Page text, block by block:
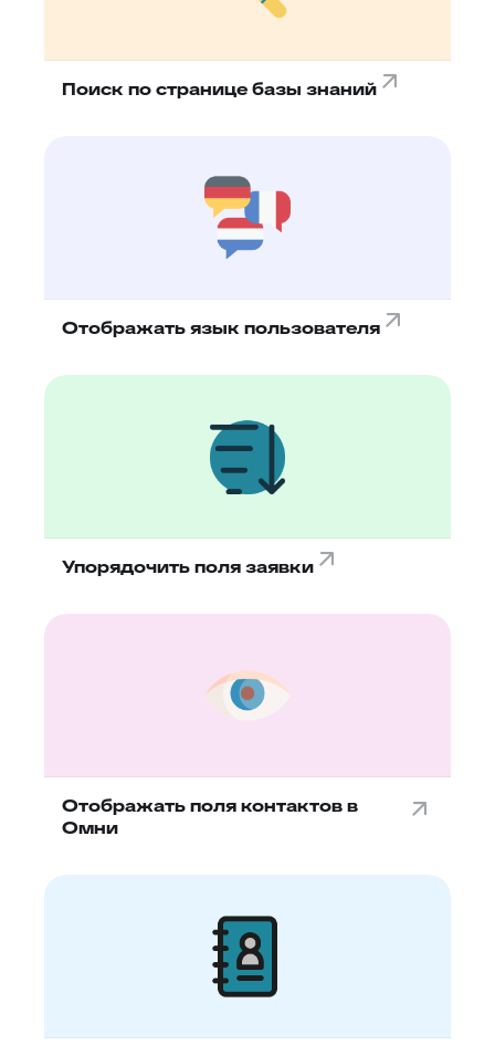
Поиск по странице базы знаний
Отображать язык пользователя
Упорядочить поля заявки
Отображать поля контактов в
Омни